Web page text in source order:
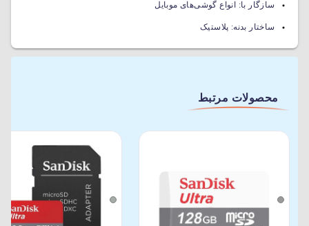
سازگار با: انواع گوشی‌های موبایل
ساختار بدنه: پلاستیک
محصولات مرتبط